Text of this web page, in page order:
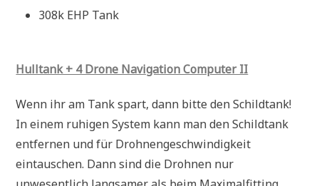
308k EHP Tank
Hulltank + 4 Drone Navigation Computer II
Wenn ihr am Tank spart, dann bitte den Schildtank!
In einem ruhigen System kann man den Schildtank
entfernen und für Drohnengeschwindigkeit
eintauschen. Dann sind die Drohnen nur